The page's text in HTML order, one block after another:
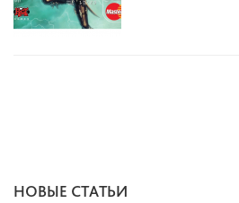
НОВЫЕ СТАТЬИ